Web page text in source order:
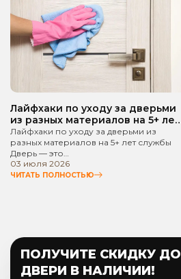
Лайфхаки по уходу за дверьми
из разных материалов на 5+ лет
службы
Лайфхаки по уходу за дверьми из
разных материалов на 5+ лет службы
Дверь — это…
03 июля 2026
ЧИТАТЬ ПОЛНОСТЬЮ
ПОЛУЧИТЕ СКИДКУ ДО
ДВЕРИ В НАЛИЧИИ!